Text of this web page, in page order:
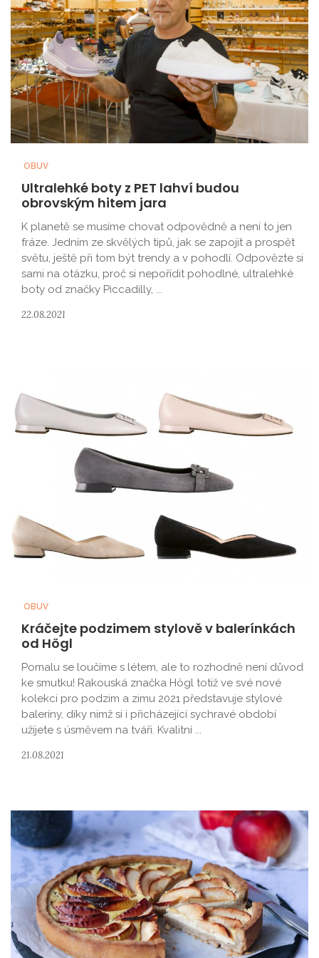
OBUV
Ultralehké boty z PET lahví budou
obrovským hitem jara
K planetě se musíme chovat odpovědně a není to jen
fráze. Jedním ze skvělých tipů, jak se zapojit a prospět
světu, ještě při tom být trendy a v pohodlí. Odpovězte si
sami na otázku, proč si nepořídit pohodlné, ultralehké
boty od značky Piccadilly, ...
22.08.2021
OBUV
Kráčejte podzimem stylově v balerínkách
od Högl
Pomalu se loučíme s létem, ale to rozhodně není důvod
ke smutku! Rakouská značka Högl totiž ve své nové
kolekci pro podzim a zimu 2021 představuje stylové
baleríny, díky nimž si i přicházející sychravé období
užijete s úsměvem na tváři. Kvalitní ...
21.08.2021